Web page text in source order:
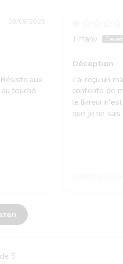
08/08/2025
touché
Tiffany
Déception
J'ai reçu un
contente de
le livreur
que je ne
5